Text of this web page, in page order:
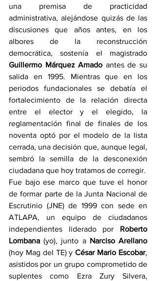
una premisa de practicidad
administrativa, alejándose quizás de las
discusiones que años antes, en los
albores de la reconstrucción
Guillermo Márquez Amado antes de su
salida en 1995. Mientras que en los
periodos fundacionales se debatía el
fortalecimiento de la relación directa
entre el elector y el elegido, la
reglamentación final de finales de los
noventa optó por el modelo de la lista
cerrada, una decisión que, aunque legal,
sembró la semilla de la desconexión
ciudadana que hoy tratamos de corregir.
Fue bajo ese marco que tuve el honor
de formar parte de la Junta Nacional de
Escrutinio (JNE) de 1999 con sede en
ATLAPA, un equipo de ciudadanos
independientes liderado por Roberto
Lombana (yo), junto a
(hoy Mag del TE) y César Mario Escobar,
asistidos por un grupo comprometido de
suplentes como Ezra Zury Silvera,